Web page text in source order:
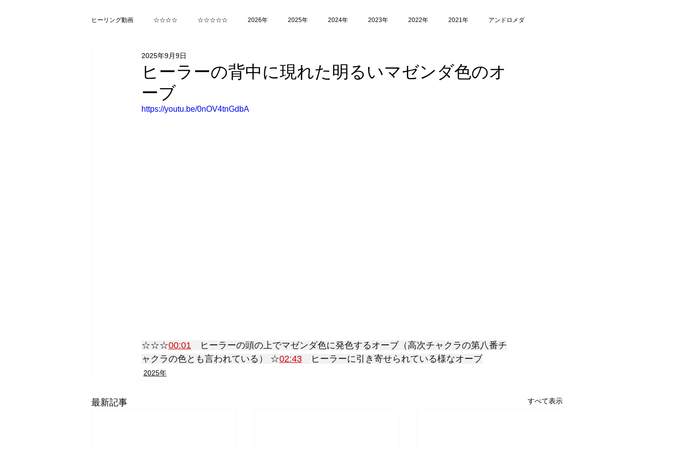
ヒーリング動画 ☆☆☆☆ ☆☆☆☆☆ 2026年 2025年 2024年 2023年 2022年 2021年 アンドロメダ
ヒカルランド みらくる
ヒーラーの背中に現れた明るいマゼンダ色のオ
ーブ
2025年9月9日
https://youtu.be/0nOV4tnGdbA
☆☆☆00:01 ヒーラーの頭の上でマゼンダ色に発色するオーブ（高次チャクラの第八番チ
ャクラの色とも言われている） ☆02:43 ヒーラーに引き寄せられている様なオーブ
2025年
最新記事 すべて表示